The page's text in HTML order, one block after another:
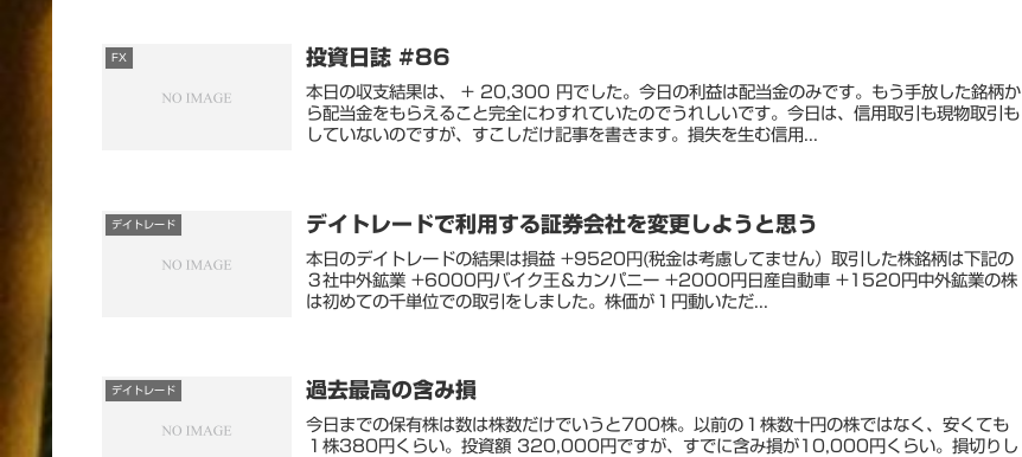
FX 投資日誌 #86
本日の収支結果は、 + 20,300 円でした。今日の利益は配当金のみです。もう手放した銘柄か
ら配当金をもらえること完全にわすれていたのでうれしいです。今日は、信用取引も現物取引も
していないのですが、すこしだけ記事を書きます。損失を生む信用...
デイトレード デイトレードで利用する証券会社を変更しようと思う
本日のデイトレードの結果は損益 +9520円(税金は考慮してません）取引した株銘柄は下記の
３社中外鉱業 +6000円バイク王＆カンパニー +2000円日産自動車 +1520円中外鉱業の株
は初めての千単位での取引をしました。株価が１円動いただ...
デイトレード 過去最高の含み損
今日までの保有株は数は株数だけでいうと700株。以前の１株数十円の株ではなく、安くても
１株380円くらい。投資額 320,000円ですが、すでに含み損が10,000円くらい。損切りし